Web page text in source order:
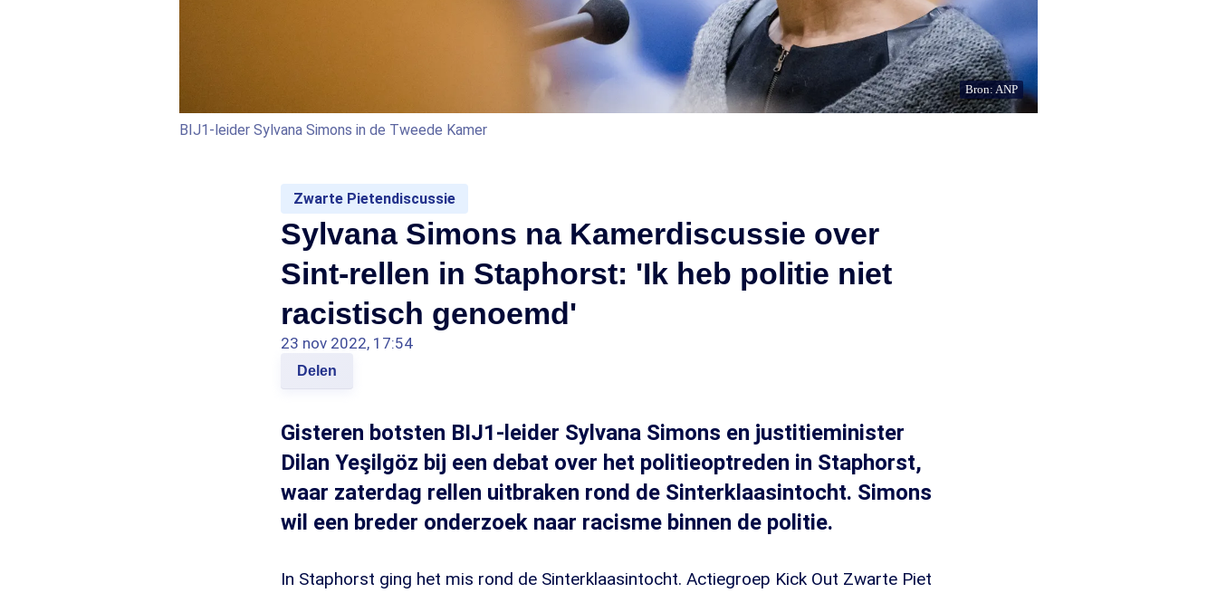
Bron: ANP
BIJ1-leider Sylvana Simons in de Tweede Kamer
Zwarte Pietendiscussie
Sylvana Simons na Kamerdiscussie over
Sint-rellen in Staphorst: 'Ik heb politie niet
racistisch genoemd'
23 nov 2022, 17:54
Delen
Gisteren botsten BIJ1-leider Sylvana Simons en justitieminister
Dilan Yeşilgöz bij een debat over het politieoptreden in Staphorst,
waar zaterdag rellen uitbraken rond de Sinterklaasintocht. Simons
wil een breder onderzoek naar racisme binnen de politie.
In Staphorst ging het mis rond de Sinterklaasintocht. Actiegroep Kick Out Zwarte Piet